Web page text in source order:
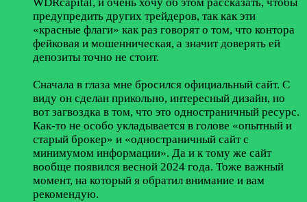
WDRcapital, и очень хочу об этом рассказать, чтобы
предупредить других трейдеров, так как эти
«красные флаги» как раз говорят о том, что контора
фейковая и мошенническая, а значит доверять ей
депозиты точно не стоит.
Сначала в глаза мне бросился официальный сайт. С
виду он сделан прикольно, интересный дизайн, но
вот загвоздка в том, что это одностраничный ресурс.
Как-то не особо укладывается в голове «опытный и
старый брокер» и «одностраничный сайт с
минимумом информации». Да и к тому же сайт
вообще появился весной 2024 года. Тоже важный
момент, на который я обратил внимание и вам
рекомендую.